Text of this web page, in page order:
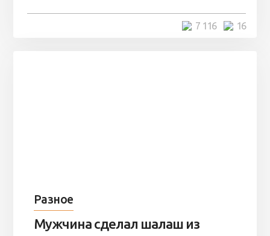
16
7 116
Разное
Мужчина сделал шалаш из